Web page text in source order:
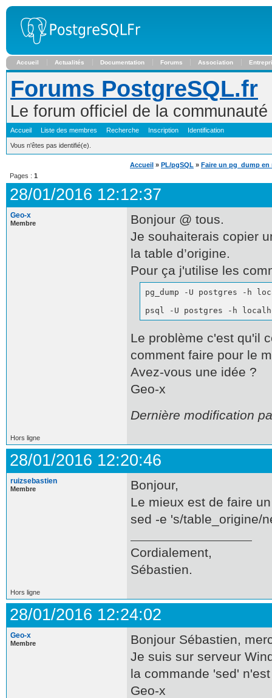
Accueil Actualités Documentation Forums Association
Forums PostgreSQL.fr
Le forum officiel de la
Accueil Liste des membres Recherche Inscription Identification
Vous n'êtes pas identifié(e).
Accueil » PL/pgSQL » Faire un pg_dump
Pages : 1
28/01/2016 12:12:37
Geo-x
Membre
Bonjour @ tous.
Je souhaiterais copier
la table d’origine.
Pour ça j'utilise les
pg_dump -U postgres -h
psql -U postgres -h
Le problème c'est qu'il
comment faire pour le
Avez-vous une idée ?
Geo-x
Dernière modification
Hors ligne
28/01/2016 12:20:46
ruizsebastien
Membre
Bonjour,
Le mieux est de faire
sed -e 's/table_origine/
Cordialement,
Sébastien.
Hors ligne
28/01/2016 12:24:02
Geo-x
Membre
Bonjour Sébastien,
Je suis sur serveur
la commande 'sed'
Geo-x